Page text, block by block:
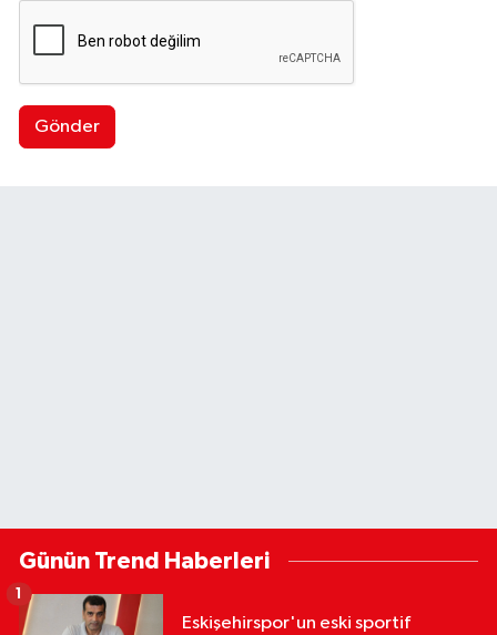
Gönder
Günün Trend Haberleri
Eskişehirspor'un eski sportif
1